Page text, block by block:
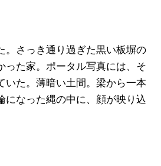
。さっき通り過ぎた黒い板塀の
った家。ポータル写真には、そ
いた。薄暗い土間。梁から一本
になった縄の中に、顔が映り込